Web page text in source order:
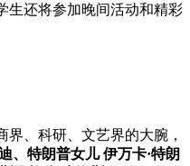
生还将参加晚间活动和精彩
、科研、文艺界的大腕，
、特朗普女儿 伊万卡·特朗